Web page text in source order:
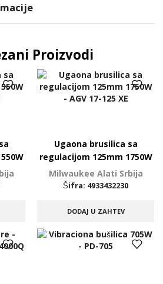
Proizvodi
Ugaona brusilica sa
regulacijom 125mm 1750W
– AGV 17-125 XE
Milwaukee Alati Srbija
Šifra: 4933432230
DODAJ U ZAHTEV